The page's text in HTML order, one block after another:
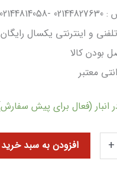
و اینترنتی یکسال رایگان
بودن کالا
معتبر
+ افزودن به سبد خرید